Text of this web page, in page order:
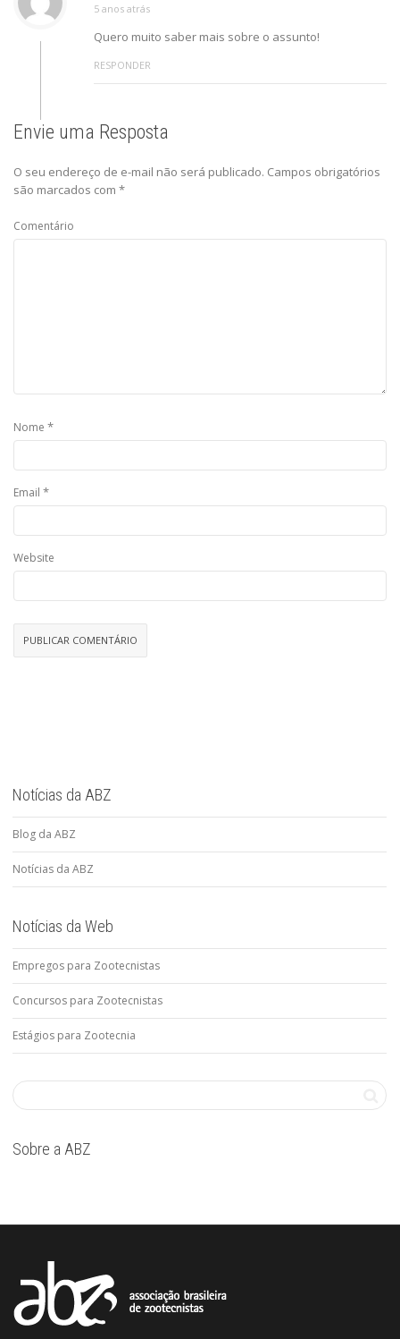
5 anos atrás
Quero muito saber mais sobre o assunto!
RESPONDER
Envie uma Resposta
O seu endereço de e-mail não será publicado. Campos obrigatórios
são marcados com *
Comentário
Nome *
Email *
Website
Notícias da ABZ
Blog da ABZ
Notícias da ABZ
Notícias da Web
Empregos para Zootecnistas
Concursos para Zootecnistas
Estágios para Zootecnia
Sobre a ABZ